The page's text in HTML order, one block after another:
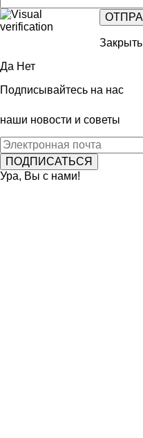
Закрыть
Да Нет
Подписывайтесь на нас
наши новости и советы
Ура, Вы с нами!